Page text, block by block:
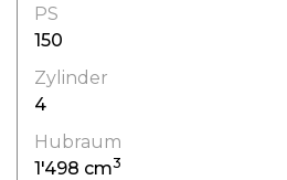
PS
150
Zylinder
4
Hubraum
1'498 cm3